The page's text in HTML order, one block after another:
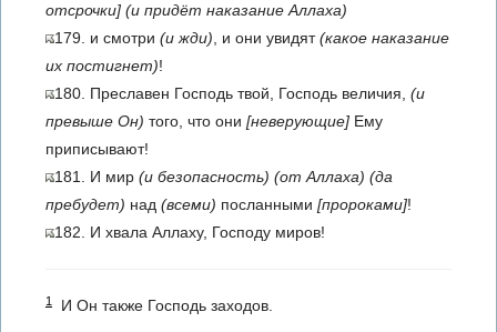
отсрочки] (и придёт наказание Аллаха)
179. и смотри (и жди) , и они увидят(какое наказание
их постигнет)!
180. Преславен Господь твой, Господь величия, (и
превыше Он) того, что они [неверующие] Ему
приписывают!
181. И мир (и безопасность) (от Аллаха) (да
пребудет) над (всеми) посланными [пророками]!
182. И хвала Аллаху, Господу миров!
1 И Он также Господь заходов.